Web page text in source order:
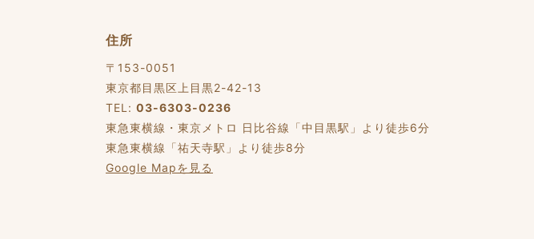
住所
〒153-0051
東京都目黒区上目黒2-42-13
TEL: 03-6303-0236
東急東横線・東京メトロ 日比谷線「中目黒駅」より徒歩6分
東急東横線「祐天寺駅」より徒歩8分
Google Mapを見る